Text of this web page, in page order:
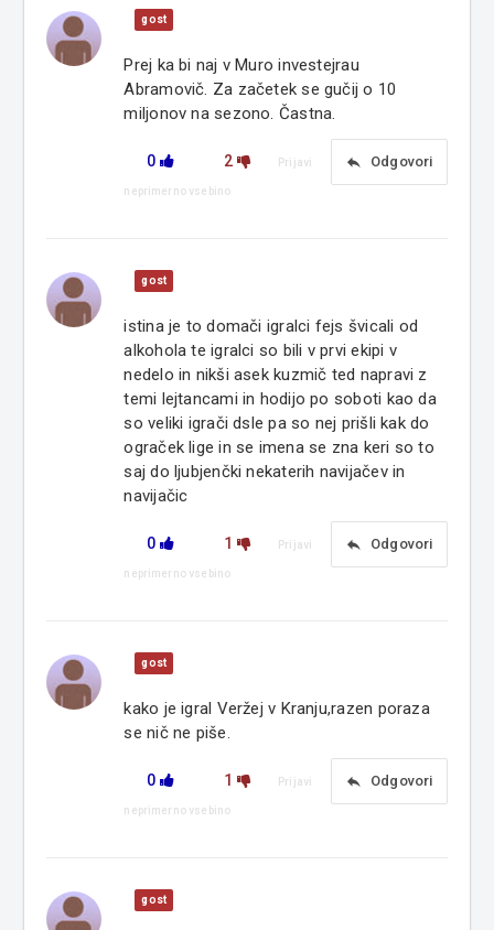
gost
Prej ka bi naj v Muro investejrau
Abramovič. Za začetek se gučij o 10
miljonov na sezono. Častna.
0 2 reply Odgovori
Prijavi
neprimerno vsebino
gost
istina je to domači igralci fejs švicali od
alkohola te igralci so bili v prvi ekipi v
nedelo in nikši asek kuzmič ted napravi z
temi lejtancami in hodijo po soboti kao da
so veliki igrači dsle pa so nej prišli kak do
ograček lige in se imena se zna keri so to
saj do ljubjenčki nekaterih navijačev in
navijačic
0 1 reply Odgovori
Prijavi
neprimerno vsebino
gost
kako je igral Veržej v Kranju,razen poraza
se nič ne piše.
0 1 reply Odgovori
Prijavi
neprimerno vsebino
gost